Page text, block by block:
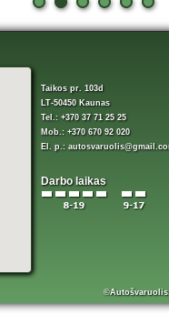
Taikos pr. 103d
LT-50450 Kaunas
Tel.: +370 37 71 25 25
Mob.: +370 670 92 020
El. p.:
Darbo laikas